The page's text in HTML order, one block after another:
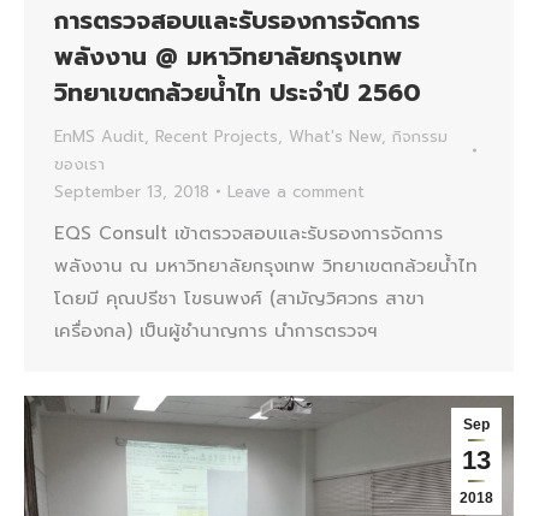
การตรวจสอบและรับรองการจัดการ
พลังงาน @ มหาวิทยาลัยกรุงเทพ
วิทยาเขตกล้วยน้ำไท ประจำปี 2560
EnMS Audit, Recent Projects, What's New, กิจกรรม
ของเรา
September 13, 2018
Leave a comment
EQS Consult เข้าตรวจสอบและรับรองการจัดการ
พลังงาน ณ มหาวิทยาลัยกรุงเทพ วิทยาเขตกล้วยน้ำไท
โดยมี คุณปรีชา โขธนพงศ์ (สามัญวิศวกร สาขา
เครื่องกล) เป็นผู้ชำนาญการ นำการตรวจฯ
Sep
13
2018